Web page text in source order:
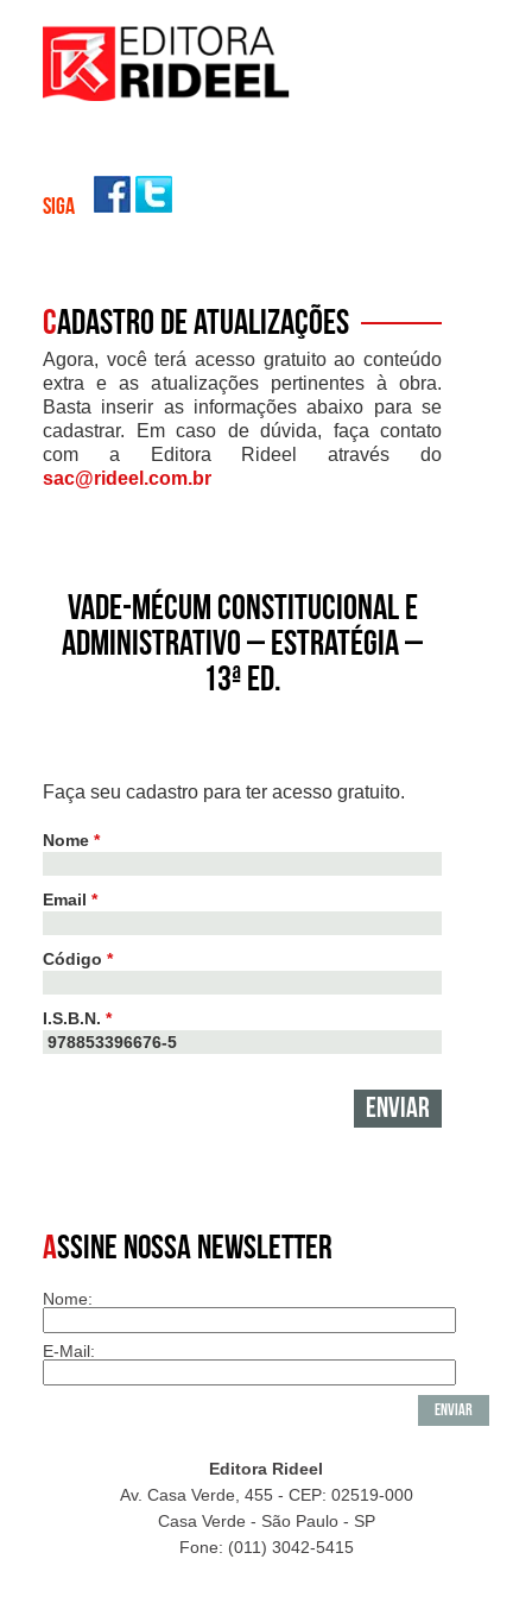
SIGA
Cadastro de atualizações
Agora, você terá acesso gratuito ao conteúdo
extra e as atualizações pertinentes à obra.
Basta inserir as informações abaixo para se
cadastrar. Em caso de dúvida, faça contato
com a Editora Rideel através do
sac@rideel.com.br
Vade-Mécum Constitucional e
Administrativo – Estratégia –
13ª ed.
Faça seu cadastro para ter acesso gratuito.
Nome *
Email *
Código *
I.S.B.N. *
ASSINE NOSSA NEWSLETTER
Nome:
E-Mail:
Editora Rideel
Av. Casa Verde, 455 - CEP: 02519-000
Casa Verde - São Paulo - SP
Fone: (011) 3042-5415